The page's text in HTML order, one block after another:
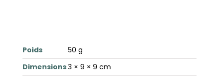
Poids
50 g
Dimensions3 × 9 × 9 cm